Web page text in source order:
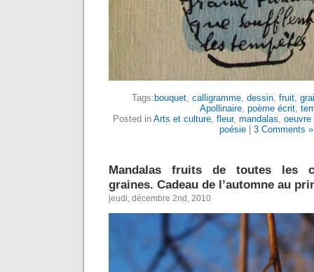
Tags: bouquet, calligramme, dessin, fruit,
Apollinaire, poème écrit,
Posted in Arts et culture, fleur, mandalas, oeuvre
poésie
3 Comments »
Mandalas fruits de toutes les
graines. Cadeau de l’automne au
jeudi, décembre 2nd, 2010